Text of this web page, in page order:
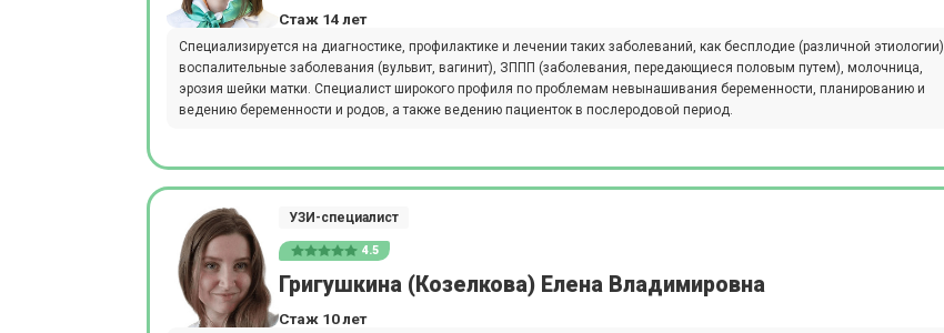
Стаж 14 лет
Специализируется на диагностике, профилактике и лечении таких заболеваний, как бесплодие (различной этиологии),
воспалительные заболевания (вульвит, вагинит), ЗППП (заболевания, передающиеся половым путем), молочница,
эрозия шейки матки. Специалист широкого профиля по проблемам невынашивания беременности, планированию и
ведению беременности и родов, а также ведению пациенток в послеродовой период.
УЗИ-специалист
4.5
Григушкина (Козелкова) Елена Владимировна
Стаж 10 лет